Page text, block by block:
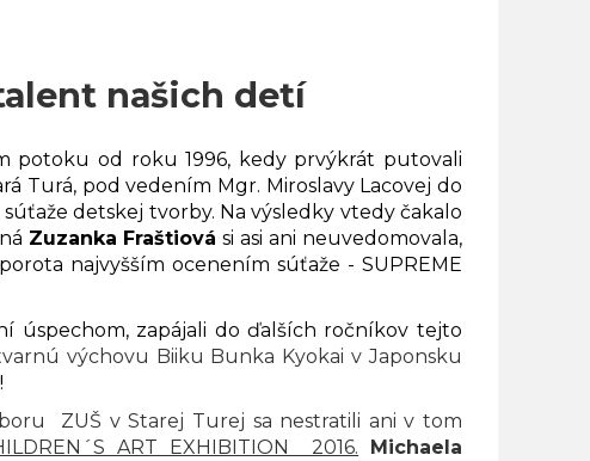
našich detí
od roku 1996, kedy prvýkrát putovali
Turá, pod vedením Mgr. Miroslavy Lacovej do
detskej tvorby. Na výsledky vtedy čakalo
Zuzanka Fraštiová si asi ani neuvedomovala,
najvyšším ocenením súťaže - SUPREME
zapájali do ďalších ročníkov tejto
výchovu Biiku Bunka Kyokai v Japonsku
ZUŠ v Starej Turej sa nestratili ani v tom
ART EXHIBITION 2016.
Michaela